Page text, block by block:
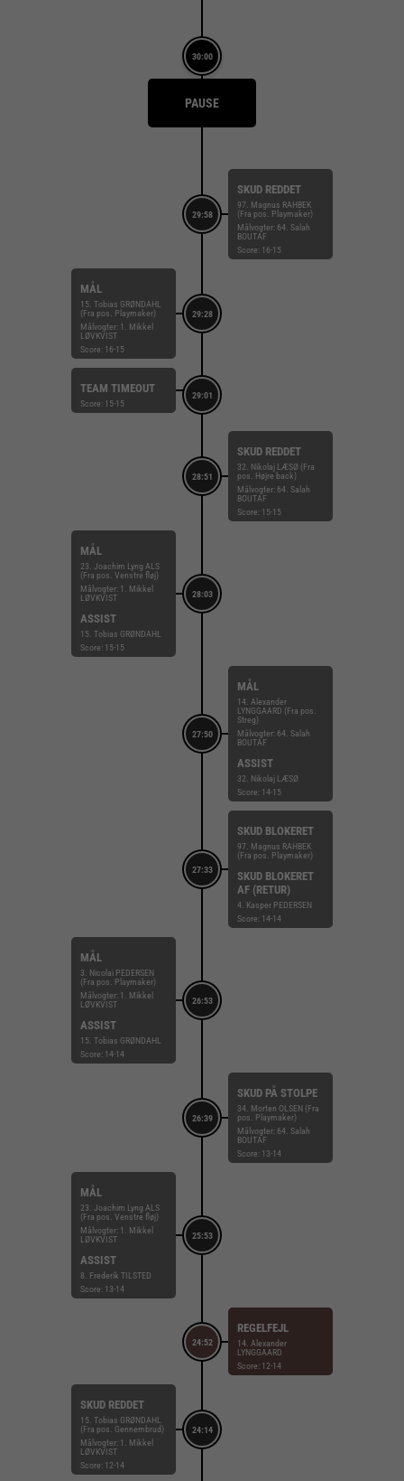
30:00
PAUSE
29:58
SKUD REDDET
97. Magnus RAHBEK
(Fra pos. Playmaker)
Målvogter: 64. Salah
BOUTAF
Score: 16-15
29:28
MÅL
15. Tobias GRØNDAHL
(Fra pos. Playmaker)
Målvogter: 1. Mikkel
LØVKVIST
Score: 16-15
29:01
TEAM TIMEOUT
Score: 15-15
28:51
SKUD REDDET
32. Nikolaj LÆSØ (Fra
pos. Højre back)
Målvogter: 64. Salah
BOUTAF
Score: 15-15
28:03
MÅL
23. Joachim Lyng ALS
(Fra pos. Venstre fløj)
Målvogter: 1. Mikkel
LØVKVIST
ASSIST
15. Tobias GRØNDAHL
Score: 15-15
27:50
MÅL
14. Alexander
LYNGGAARD (Fra pos.
Streg)
Målvogter: 64. Salah
BOUTAF
ASSIST
32. Nikolaj LÆSØ
Score: 14-15
27:33
SKUD BLOKERET
97. Magnus RAHBEK
(Fra pos. Playmaker)
SKUD BLOKERET
AF (RETUR)
4. Kasper PEDERSEN
Score: 14-14
26:53
MÅL
3. Nicolai PEDERSEN
(Fra pos. Playmaker)
Målvogter: 1. Mikkel
LØVKVIST
ASSIST
15. Tobias GRØNDAHL
Score: 14-14
26:39
SKUD PÅ STOLPE
34. Morten OLSEN (Fra
pos. Playmaker)
Målvogter: 64. Salah
BOUTAF
Score: 13-14
25:53
MÅL
23. Joachim Lyng ALS
(Fra pos. Venstre fløj)
Målvogter: 1. Mikkel
LØVKVIST
ASSIST
8. Frederik TILSTED
Score: 13-14
24:52
REGELFEJL
14. Alexander
LYNGGAARD
Score: 12-14
24:14
SKUD REDDET
15. Tobias GRØNDAHL
(Fra pos. Gennembrud)
Målvogter: 1. Mikkel
LØVKVIST
Score: 12-14